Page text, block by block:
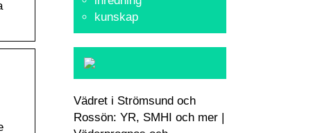
kunskap
Vädret i Strömsund och
Rossön: YR, SMHI och mer |